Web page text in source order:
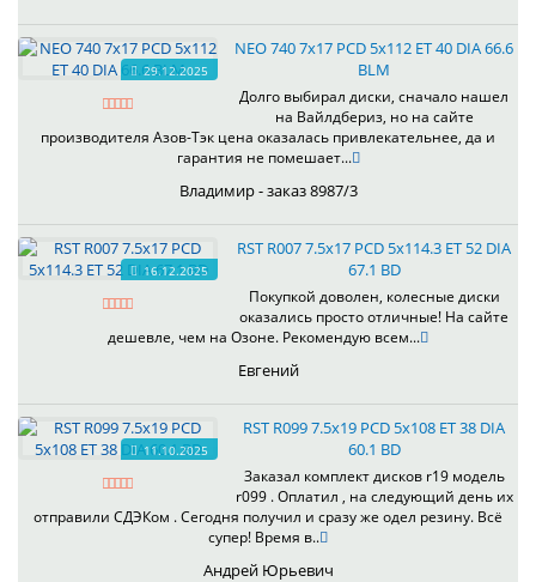
29.12.2025
NEO 740 7x17 PCD 5x112 ET 40 DIA 66.6
BLM
Долго выбирал диски, сначало нашел
на Вайлдбериз, но на сайте
производителя Азов-Тэк цена оказалась привлекательнее, да и
гарантия не помешает...
Владимир - заказ 8987/3
16.12.2025
RST R007 7.5x17 PCD 5x114.3 ET 52 DIA
67.1 BD
Покупкой доволен, колесные диски
оказались просто отличные! На сайте
дешевле, чем на Озоне. Рекомендую всем...
Евгений
11.10.2025
RST R099 7.5x19 PCD 5x108 ET 38 DIA
60.1 BD
Заказал комплект дисков r19 модель
r099 . Оплатил , на следующий день их
отправили СДЭКом . Сегодня получил и сразу же одел резину. Всё
супер! Время в..
Андрей Юрьевич